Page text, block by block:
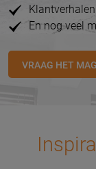
Klantverhalen
En nog veel
VRAAG HET